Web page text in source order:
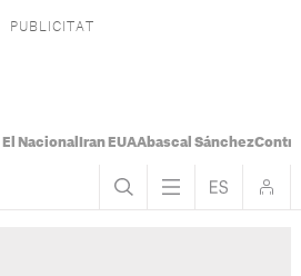
Nacional Iran EUAAbascal Sánchez